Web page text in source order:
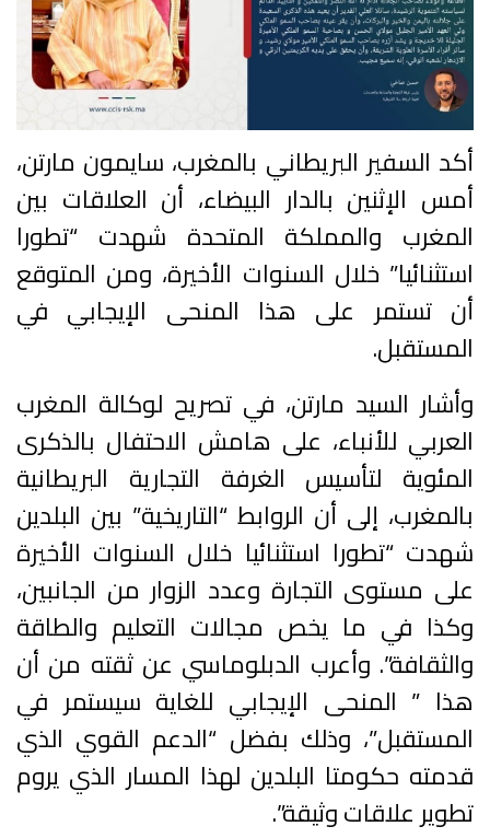
أكد السفير البريطاني بالمغرب، سايمون مارتن،
أمس الإثنين بالدار البيضاء، أن العلاقات بين
المغرب والمملكة المتحدة شهدت “تطورا
استثنائيا” خلال السنوات الأخيرة، ومن المتوقع
أن تستمر على هذا المنحى الإيجابي في
المستقبل.
وأشار السيد مارتن، في تصريح لوكالة المغرب
العربي للأنباء، على هامش الاحتفال بالذكرى
المئوية لتأسيس الغرفة التجارية البريطانية
بالمغرب، إلى أن الروابط “التاريخية” بين البلدين
شهدت “تطورا استثنائيا خلال السنوات الأخيرة
على مستوى التجارة وعدد الزوار من الجانبين،
وكذا في ما يخص مجالات التعليم والطاقة
والثقافة”. وأعرب الدبلوماسي عن ثقته من أن
هذا ” المنحى الإيجابي للغاية سيستمر في
المستقبل”، وذلك بفضل “الدعم القوي الذي
قدمته حكومتا البلدين لهذا المسار الذي يروم
تطوير علاقات وثيقة”.